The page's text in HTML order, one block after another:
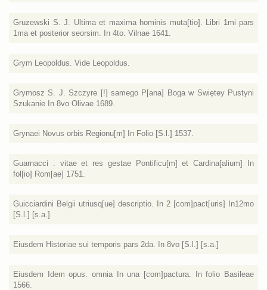
Gruzewski S. J. Ultima et maxima hominis muta[tio]. Libri 1mi pars
1ma et posterior seorsim. In 4to. Vilnae 1641.
Grym Leopoldus. Vide Leopoldus.
Grymosz S. J. Szczyre [!] samego P[ana] Boga w Swiętey Pustyni
Szukanie In 8vo Olivae 1689.
Grynaei Novus orbis Regionu[m] In Folio [S.l.] 1537.
Guarnacci : vitae et res gestae Pontificu[m] et Cardina[alium] In
fol[io] Rom[ae] 1751.
Guicciardini Belgii utriusq[ue] descriptio. In 2 [com]pact[uris] In12mo
[S.l.] [s.a.]
Eiusdem Historiae sui temporis pars 2da. In 8vo [S.l.] [s.a.]
Eiusdem Idem opus. omnia In una [com]pactura. In folio Basileae
1566.